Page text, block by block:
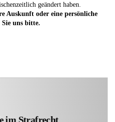
geändert haben.
Auskunft oder eine persönliche
uns bitte.
im Strafrecht